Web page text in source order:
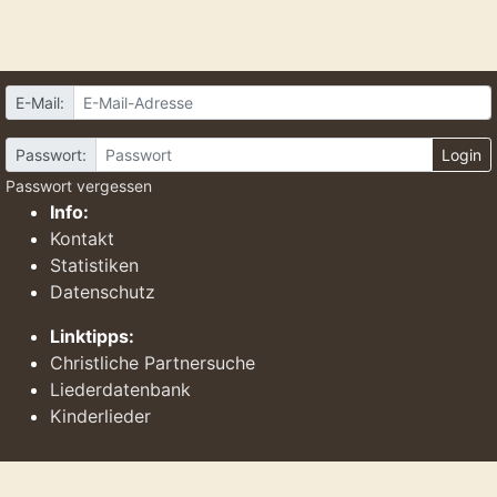
E-Mail:
Passwort:
Login
Passwort vergessen
Info:
Kontakt
Statistiken
Datenschutz
Linktipps:
Christliche Partnersuche
Liederdatenbank
Kinderlieder